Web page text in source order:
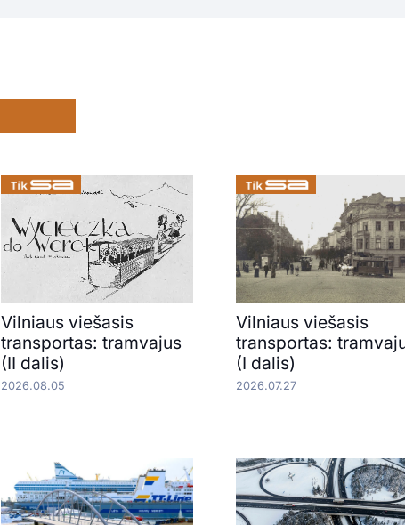
Vilniaus viešasis
transportas: tramvajus
(II dalis)
2026.08.05
Vilniaus viešasis
transportas:
(I dalis)
2026.07.27